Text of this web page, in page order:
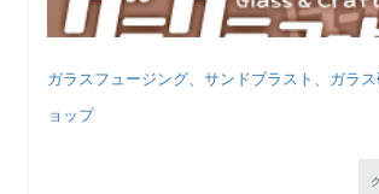
ガラスフュージング、サンドブラスト、ガラ
ョップ